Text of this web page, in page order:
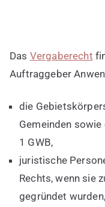
Das Vergaberecht
Auftraggeber
die
Gemeinden sowie
1 GWB,
juristische
Rechts, wenn sie
gegründet